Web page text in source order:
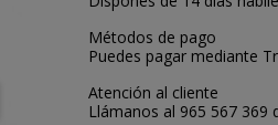
Métodos de pago
Puedes pagar mediante
Atención al cliente
Llámanos al 965 567 369